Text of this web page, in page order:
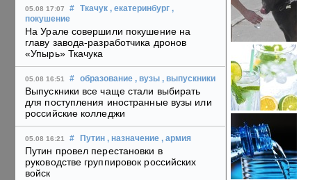
05.08 17:07 # Ткачук , екатеринбург ,
покушение
На Урале совершили покушение на
главу завода-разработчика дронов
«Упырь» Ткачука
05.08 16:51 # образование , вузы , выпускники
Выпускники все чаще стали выбирать
для поступления иностранные вузы или
российские колледжи
05.08 16:21 # Путин , назначение , армия
Путин провел перестановки в
руководстве группировок российских
войск